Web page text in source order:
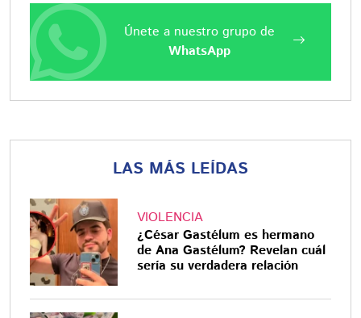
Únete a nuestro grupo de
WhatsApp
LAS MÁS LEÍDAS
VIOLENCIA
¿César Gastélum es hermano
de Ana Gastélum? Revelan cuál
sería su verdadera relación